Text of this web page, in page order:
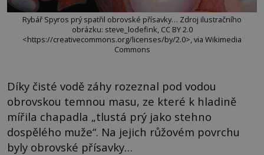
Rybář Spyros prý spatřil obrovské přísavky… Zdroj ilustračního
obrázku: steve_lodefink, CC BY 2.0
<https://creativecommons.org/licenses/by/2.0>, via Wikimedia
Commons
Díky čisté vodě záhy rozeznal pod vodou
obrovskou temnou masu, ze které k hladině
mířila chapadla „tlustá prý jako stehno
dospělého muže“. Na jejich růžovém povrchu
byly obrovské přísavky…